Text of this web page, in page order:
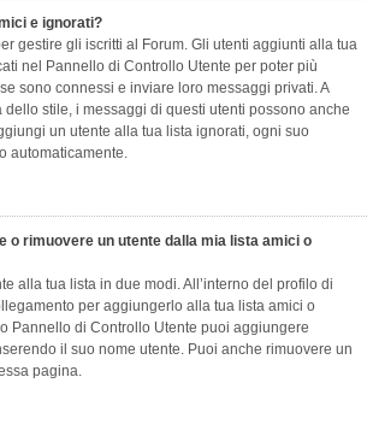
e ignorati?
gestire gli iscritti al Forum. Gli utenti aggiunti alla tua
nel Pannello di Controllo Utente per poter più
sono connessi e inviare loro messaggi privati. A
stile, i messaggi di questi utenti possono anche
un utente alla tua lista ignorati, ogni suo
automaticamente.
o rimuovere un utente dalla mia lista amici o
alla tua lista in due modi. All’interno del profilo di
per aggiungerlo alla tua lista amici o
Pannello di Controllo Utente puoi aggiungere
il suo nome utente. Puoi anche rimuovere un
pagina.